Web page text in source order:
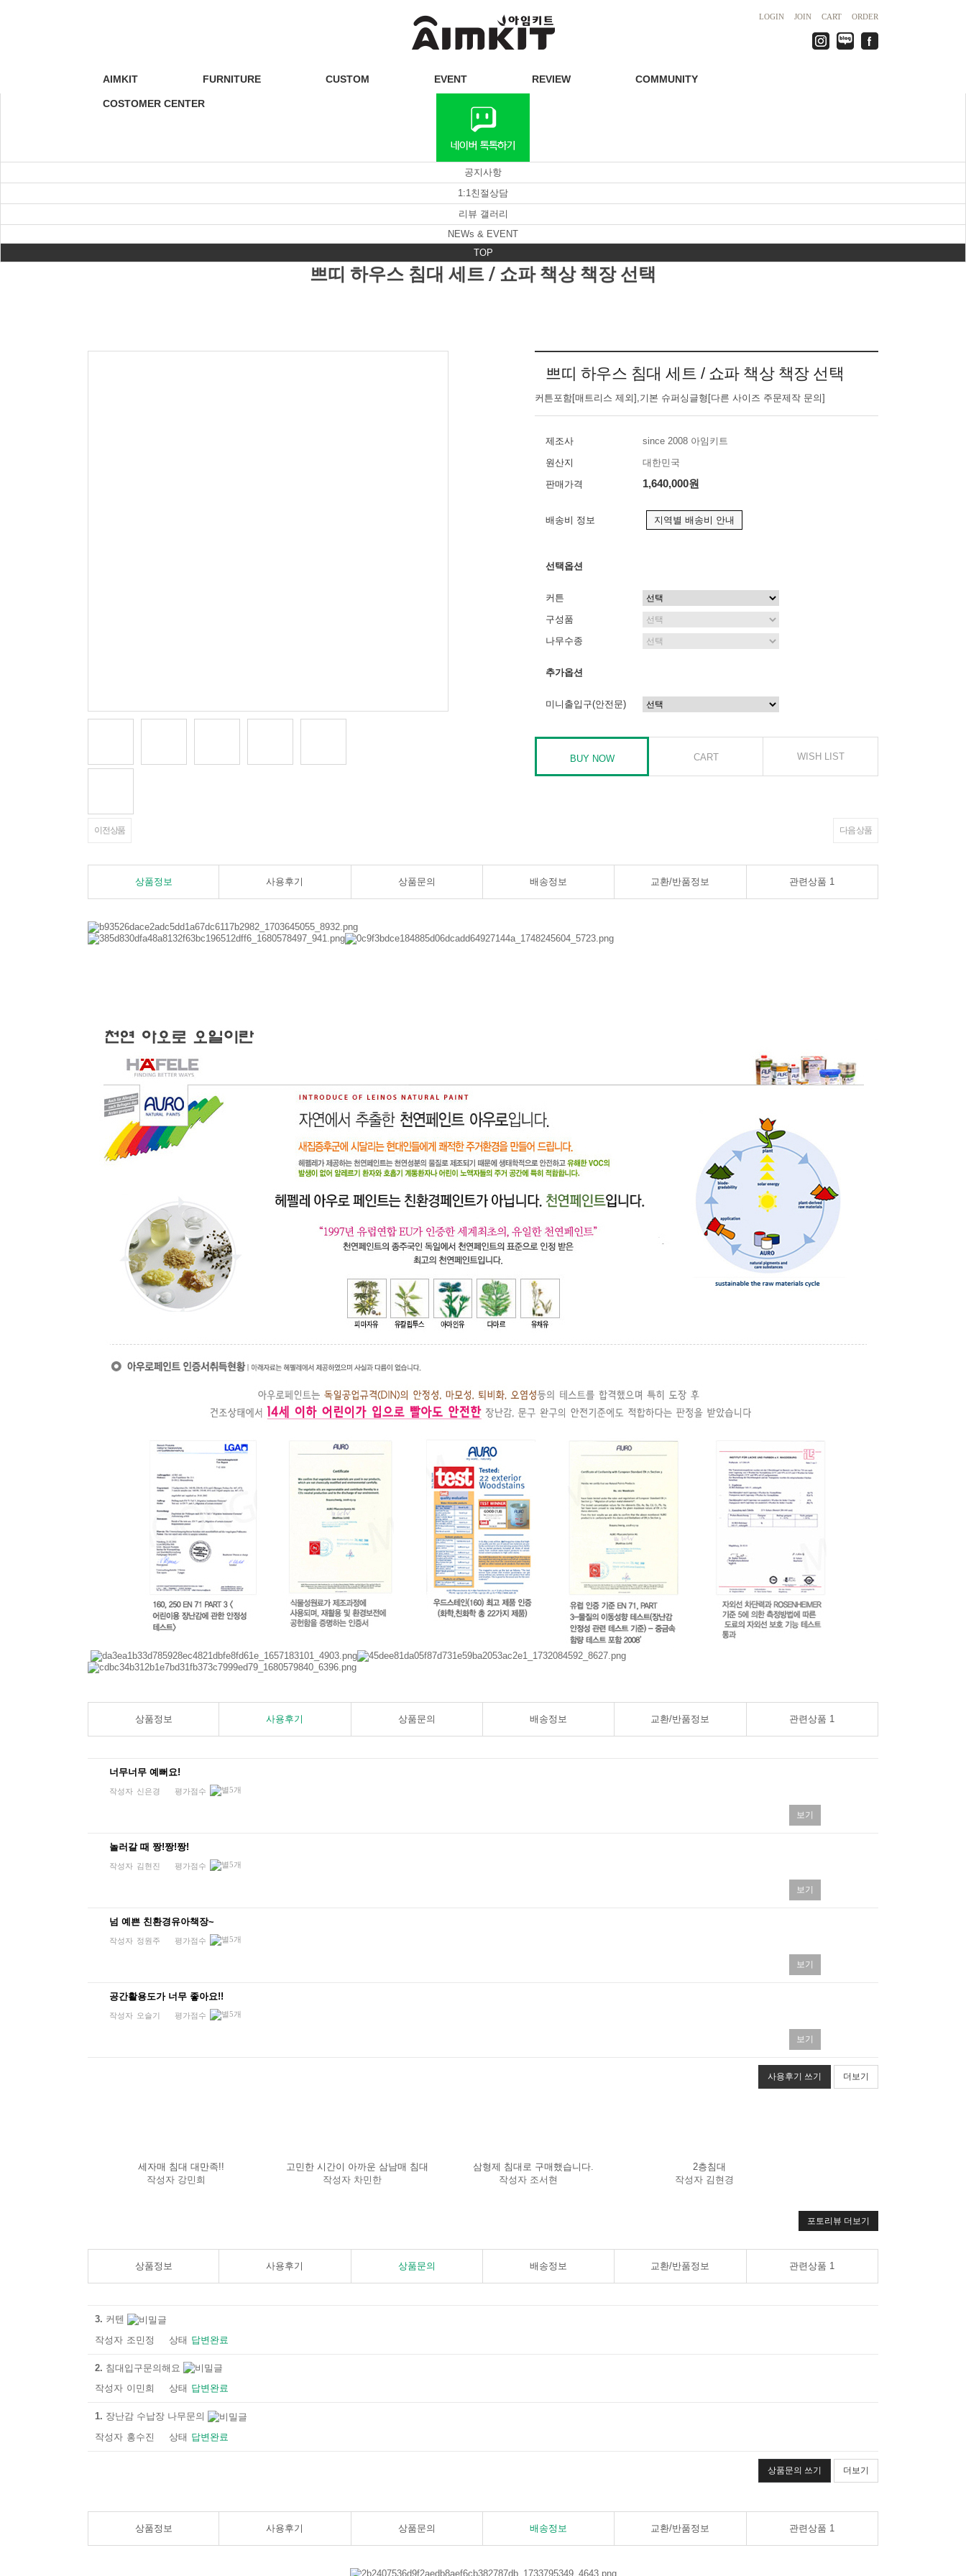
LOGIN JOIN CART ORDER
AIMKIT FURNITURE CUSTOM EVENT REVIEW COMMUNITY
COSTOMER CENTER
공지사항
1:1친절상담
리뷰 갤러리
NEWs & EVENT
TOP
쁘띠 하우스 침대 세트 / 쇼파 책상 책장 선택
쁘띠 하우스 침대 세트 / 쇼파 책상 책장 선택
커튼포함[매트리스 제외],기본 슈퍼싱글형[다른 사이즈 주문제작 문의]
제조사
since 2008 아임키트
원산지
대한민국
판매가격
1,640,000원
배송비 정보 지역별 배송비 안내
선택옵션
커튼
구성품
나무수종
추가옵션
미니출입구(안전문)
WISH LIST
이전상품 다음 상품
상품정보 사용후기 상품문의 배송정보 교환/반품정보 관련상품 1
상품정보 사용후기 상품문의 배송정보 교환/반품정보 관련상품 1
너무너무 예뻐요!
작성자 신은경 평가점수
보기
놀러갈 때 짱!짱!짱!
작성자 김현진 평가점수
보기
넘 예쁜 친환경유아책장~
작성자 정원주 평가점수
보기
공간활용도가 너무 좋아요!!
작성자 오슬기 평가점수
보기
사용후기 쓰기 더보기
세자매 침대 대만족!!
작성자 강민희
고민한 시간이 아까운 삼남매 침대
작성자 차민한
삼형제 침대로 구매했습니다.
작성자 조서현
2층침대
작성자 김현경
포토리뷰 더보기
상품정보 사용후기 상품문의 배송정보 교환/반품정보 관련상품 1
3. 커텐
작성자 조민정 상태 답변완료
2. 침대입구문의해요
작성자 이민희 상태 답변완료
1. 장난감 수납장 나무문의
작성자 홍수진 상태 답변완료
상품문의 쓰기 더보기
상품정보 사용후기 상품문의 배송정보 교환/반품정보 관련상품 1